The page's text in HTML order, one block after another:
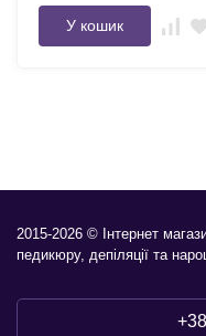
У кошик
2015-2026 © Інтернет
педикюру, депіляції та